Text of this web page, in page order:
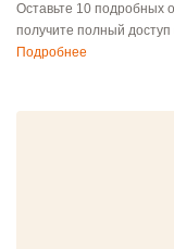
Оставьте 10 подробных
получите полный
Подробнее